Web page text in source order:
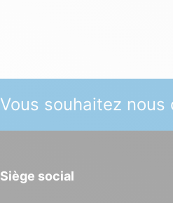
Vous souhaitez
Siège social